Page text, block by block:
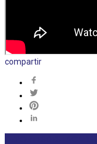
compartir